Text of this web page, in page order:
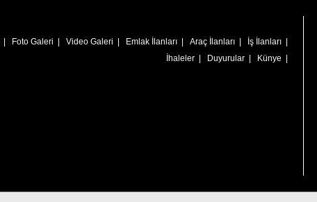
| Foto Galeri | Video Galeri | Emlak İlanları | Araç İlanları | İş İlanları |
İhaleler | Duyurular | Künye |